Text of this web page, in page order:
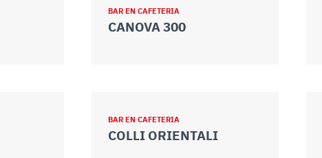
BAR EN CAFETERIA
CANOVA 300
BAR EN CAFETERIA
COLLI ORIENTALI